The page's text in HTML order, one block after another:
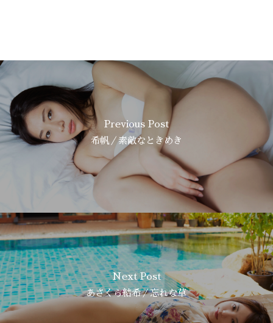
Previous Post
希帆／素敵なときめき
Next Post
あさくら結希／忘れな草